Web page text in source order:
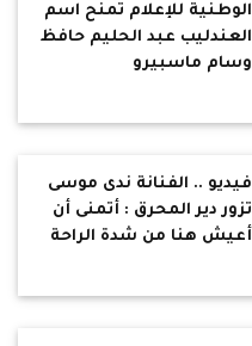
الوطنية للإعلام تمنح اسم
العندليب عبد الحليم حافظ
وسام ماسبيرو
فيديو .. الفنانة ندى موسى
تزور دير المحرق : أتمنى أن
أعيش هنا من شدة الراحة